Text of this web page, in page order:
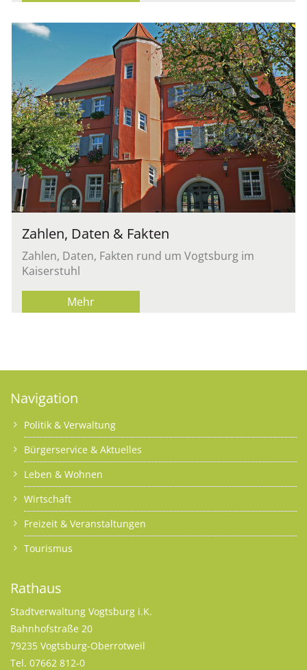
Zahlen, Daten & Fakten
Zahlen, Daten, Fakten rund um Vogtsburg im
Kaiserstuhl
Mehr
Navigation
Politik & Verwaltung
Bürgerservice & Aktuelles
Leben & Wohnen
Wirtschaft
Freizeit & Veranstaltungen
Tourismus
Rathaus
Stadtverwaltung Vogtsburg i.K.
Bahnhofstraße 20
79235 Vogtsburg-Oberrotweil
Tel. 07662 812-0